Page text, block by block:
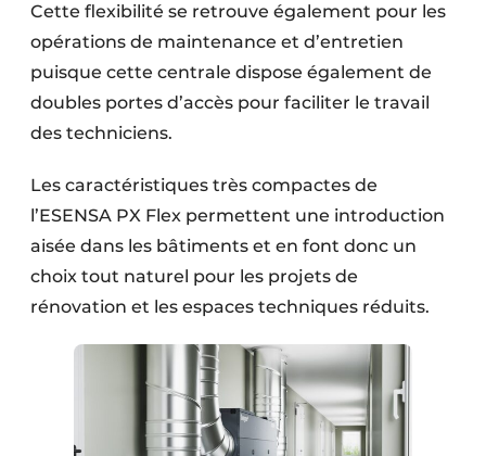
Cette flexibilité se retrouve également pour les
opérations de maintenance et d’entretien
puisque cette centrale dispose également de
doubles portes d’accès pour faciliter le travail
des techniciens.
Les caractéristiques très compactes de
l’ESENSA PX Flex permettent une introduction
aisée dans les bâtiments et en font donc un
choix tout naturel pour les projets de
rénovation et les espaces techniques réduits.